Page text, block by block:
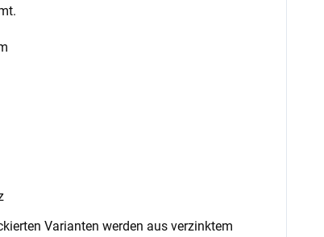
Varianten werden aus verzinktem